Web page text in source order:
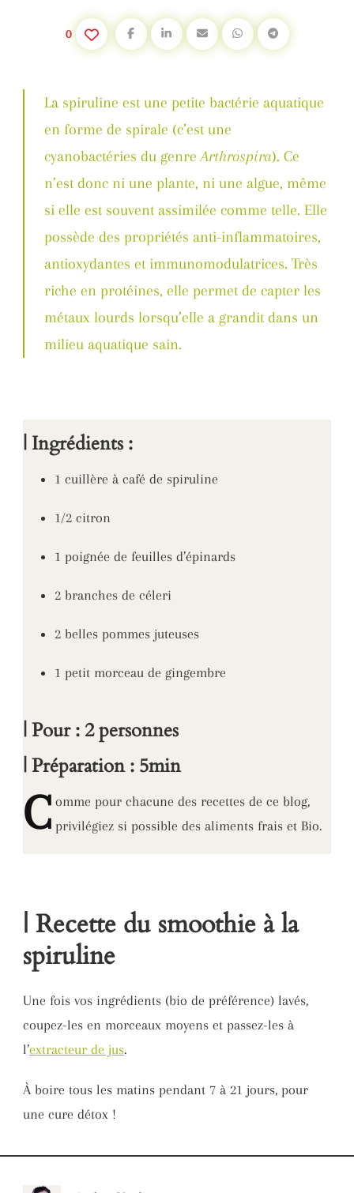
0
La spiruline est une petite bactérie aquatique
en forme de spirale (c’est une
cyanobactéries du genreArthrospira). Ce
n’est donc ni une plante, ni une algue, même
si elle est souvent assimilée comme telle. Elle
possède des propriétés anti-inflammatoires,
antioxydantes et immunomodulatrices. Très
riche en protéines, elle permet de capter les
métaux lourds lorsqu’elle a grandit dans un
milieu aquatique sain.
| Ingrédients :
1 cuillère à café de spiruline
1/2 citron
1 poignée de feuilles d’épinards
2 branches de céleri
2 belles pommes juteuses
1 petit morceau de gingembre
| Pour : 2 personnes
| Préparation : 5min
C omme pour chacune des recettes de ce blog,
privilégiez si possible des aliments frais et Bio.
| Recette du smoothie à la
spiruline
Une fois vos ingrédients (bio de préférence) lavés,
coupez-les en morceaux moyens et passez-les à
l’extracteur de jus.
À boire tous les matins pendant 7 à 21 jours, pour
une cure détox !